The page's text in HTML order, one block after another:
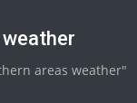
areas weather"